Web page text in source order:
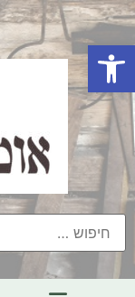
פתח סרגל נגישות